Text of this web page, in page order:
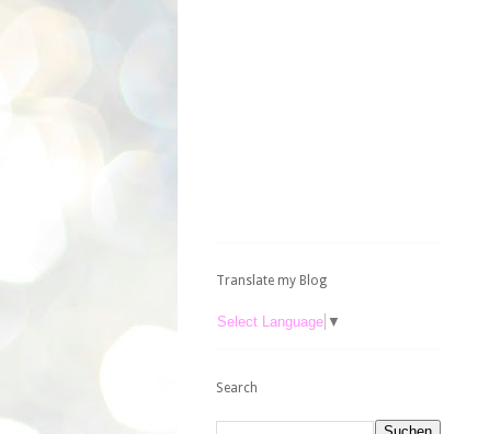
Translate my Blog
Select Language ▼
Search